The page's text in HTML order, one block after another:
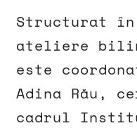
Structurat
ateliere
este
Adina Rău,
cadrul